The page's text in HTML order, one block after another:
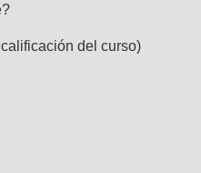
del curso)